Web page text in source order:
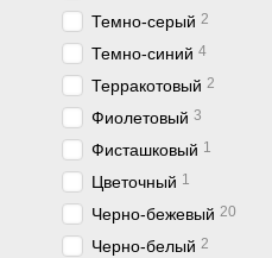
Темно-серый 2
Темно-синий 4
Терракотовый 2
Фиолетовый 3
Фисташковый 1
Цветочный 1
Черно-бежевый 20
Черно-белый 2